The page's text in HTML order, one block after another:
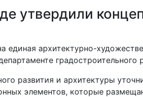
утвердили
единая архитектурно-
градостроительного
развития и архитектуры
элементов, которые